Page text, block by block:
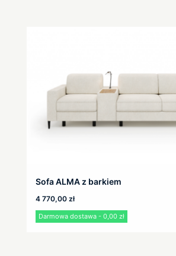
Sofa ALMA z barkiem
4 770,00 zł
Darmowa dostawa - 0,00 zł